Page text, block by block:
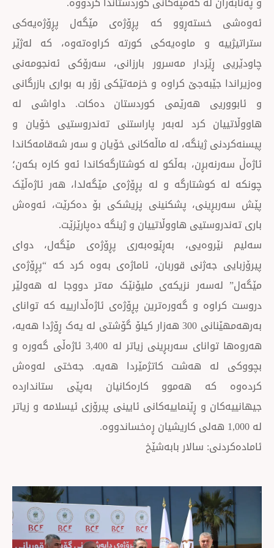
کە پڕۆژەی مێگەل پڕۆژەیەکی
و ماوەیەکی کورتە کراوەتەوە، کە لەژێر
مەسرور بارزانی، سەرۆکی ئەنجومەنی
کراوە و خزمەتێکی زۆر بە بواری بازرگانی
هەرێمی کوردستان دەکات. داواشی لە
کرد لەبەر پاراستنی تەندروستیی خۆیان و
ژینگە، لە ماڵەکانی خۆیان و سەر شەقامەکاندا
بەڵکو لە کوشتارگەکاندا ئەو کارە بکەن؛
و لە پڕۆژەی مێگەلدا، هەر ئاژەڵێک
پشکنینی پزیشکی بۆ دەکرێت، ئەوەش
هاووڵاتییان و ژینگە دەپارێزێت.
بەڕێوەبەری پڕۆژەی مێگەل، دوای
قوربان، ئاماژەی بەوە کرد کە “پڕۆژەی
نزیکەی ملیۆنێک مەتر دووجا لە هەولێر
و گەورەترین پڕۆژەی ئاژەڵدارییە کە توانای
بەرهەمهێنانی 300 هەزار کیلۆ گۆشتی لە یەک ڕۆژدا هەیە،
هەروەها توانای سەربڕینی زیاتر لە 3,400 ئاژەڵی گەورە و
هەشت کاتژمێردا هەیە. جەختی لەوەش
هەموو کارەکانیان بەپێی ستانداردە
و ڕێنماییەکانی ئایینی پیرۆزی ئیسلامە و زیاتر
سالار بابەشێخ